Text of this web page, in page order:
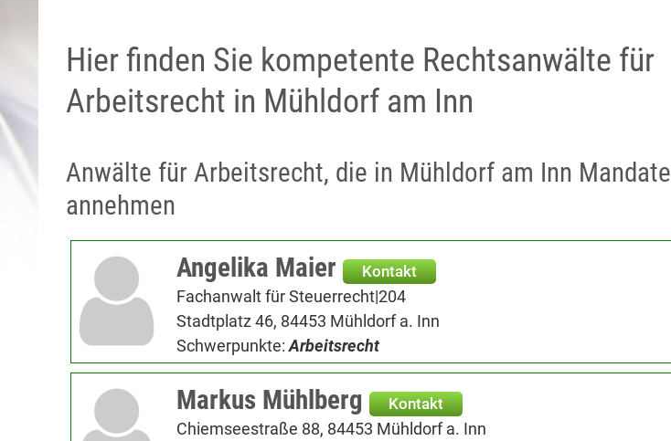
Hier finden Sie kompetente Rechtsanwälte für
Arbeitsrecht in Mühldorf am Inn
Anwälte für Arbeitsrecht, die in Mühldorf am Inn Mandate
annehmen
Angelika Maier
Kontakt
Fachanwalt für Steuerrecht|204
Stadtplatz 46, 84453 Mühldorf a. Inn
Schwerpunkte: Arbeitsrecht
Markus Mühlberg Kontakt
Chiemseestraße 88, 84453 Mühldorf a. Inn